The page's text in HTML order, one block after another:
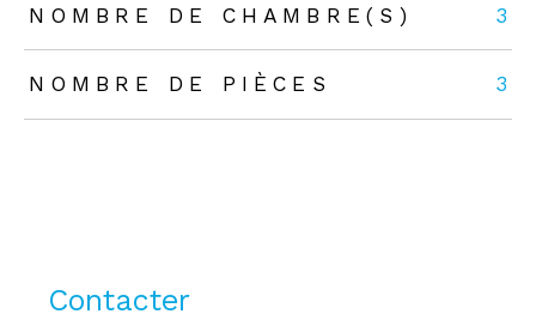
NOMBRE DE CHAMBRE(S) 3
NOMBRE DE PIÈCES 3
Contacter